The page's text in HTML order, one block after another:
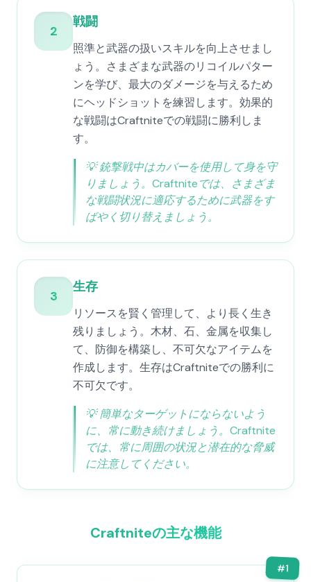
2
戦闘
照準と武器の扱いスキルを向上させまし
ょう。さまざまな武器のリコイルパター
ンを学び、最大のダメージを与えるため
にヘッドショットを練習します。効果的
な戦闘はCraftniteでの戦闘に勝利しま
す。
💡銃撃戦中はカバーを使用して身を守
りましょう。Craftniteでは、さまざま
な戦闘状況に適応するために武器をす
ばやく切り替えましょう。
3
生存
リソースを賢く管理して、より長く生き
残りましょう。木材、石、金属を収集し
て、防御を構築し、不可欠なアイテムを
作成します。生存はCraftniteでの勝利に
不可欠です。
💡簡単なターゲットにならないよう
に、常に動き続けましょう。Craftnite
では、常に周囲の状況と潜在的な脅威
に注意してください。
Craftniteの主な機能
#1